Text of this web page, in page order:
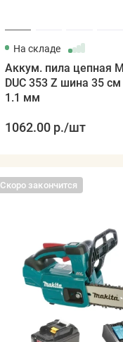
На складе
Аккум. пила цепная
DUC 353 Z шина 35
1.1 мм
1062.00 р./шт
Скоро закончится